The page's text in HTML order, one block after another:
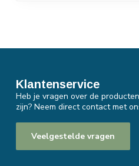
Klantenservice
Heb je vragen over de
zijn? Neem direct contact met
Veelgestelde vragen